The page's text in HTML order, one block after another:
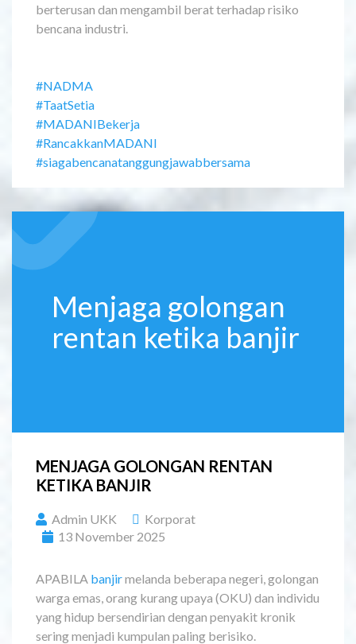
berterusan dan mengambil berat terhadap risiko
bencana industri.
#NADMA
#TaatSetia
#MADANIBekerja
#RancakkanMADANI
#siagabencanatanggungjawabbersama
Menjaga golongan
rentan ketika banjir
MENJAGA GOLONGAN RENTAN
KETIKA BANJIR
Admin UKK
Korporat
13 November 2025
APABILA banjirmelanda beberapa negeri, golongan
warga emas, orang kurang upaya (OKU) dan individu
yang hidup bersendirian dengan penyakit kronik
sering menjadi kumpulan paling berisiko.